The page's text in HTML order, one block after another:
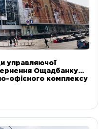
управляючої
Ощадбанку
офісного комплексу